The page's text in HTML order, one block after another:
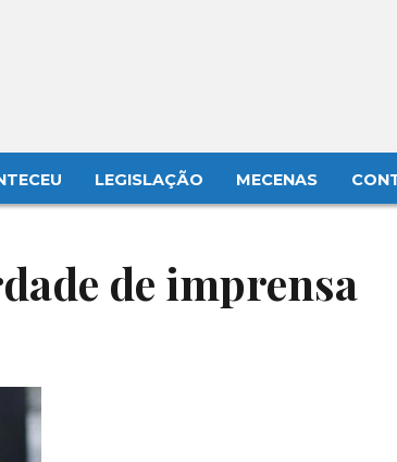
LEGISLAÇÃO MECENAS
de imprensa